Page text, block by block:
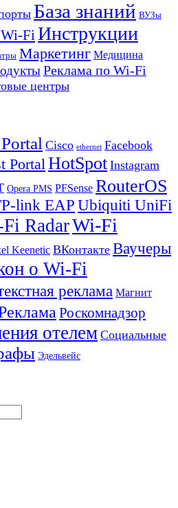
База знаний ВУЗы
Fi Инструкции
Маркетинг Медицина
Реклама по Wi-Fi
центры
Cisco ethernet Facebook
PortalHotSpot Instagram
Opera PMS PFSense RouterOS
link EAP Ubiquiti UniFi
RadarWi-Fi
Keenetic ВКонтакте Ваучеры
о Wi-Fi
реклама Магнит
Роскомнадзор
отелем Социальные
Эдельвейс